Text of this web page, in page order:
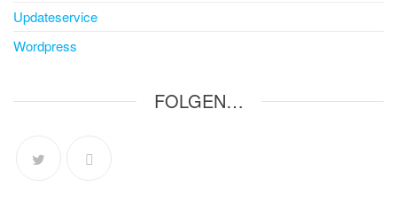
Updateservice
Wordpress
FOLGEN…